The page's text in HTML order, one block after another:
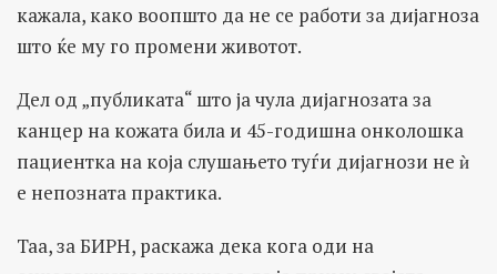
кажала, како воопшто да не се работи за дијагноза
што ќе му го промени животот.
Дел од „публиката“ што ја чула дијагнозата за
канцер на кожата била и 45-годишна онколошка
пациентка на која слушањето туѓи дијагнози не ѝ
е непозната практика.
Таа, за БИРН, раскажа дека кога оди на